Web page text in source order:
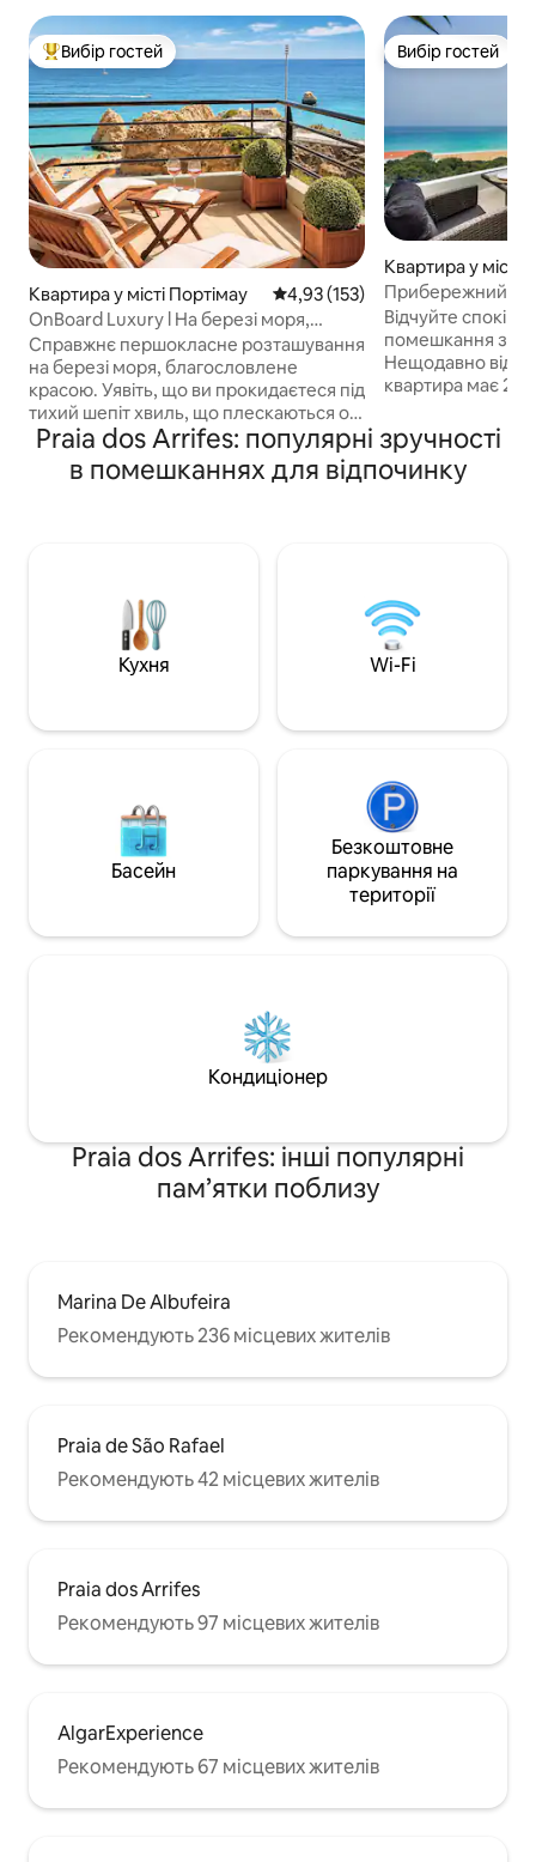
Топ вибір гостей
Вибір гостей
Квартира у місті Портімау Середня оцінка: 4,93 з 5,
4,93 (153)
OnBoard Luxury l На березі моря,
панорамний вид на океан
Справжнє першокласне розташування
на березі моря, благословлене
красою. Уявіть, що ви прокидаєтеся під
тихий шепіт хвиль, що плескаються об
берегову лінію. Відсуньте штори, і
перед вами відкриється захопливий
краєвид на безкрайній, блискучий
Насолодіться життям на пляжі Прая-
да-Роша. Безумовно, це простір, у
якому можна створити незабутні
спогади з сім'єю та друзями. Ми раді,
Вибір гостей
Вибір гостей
Квартира у
а та Ольйош де
Прибережний
Ap
Відчуйте спокій
помешкання з
Нещодавно
квартира має 2
ванна кімната з
кімнатою має 2
'які подушки,
помешкання
зручності та все
комфортного
Praia dos Arrifes: популярні зручності
в помешканнях для відпочинку
Кухня Wi-Fi
Басейн
Безкоштовне
паркування на
території
Кондиціонер
Praia dos Arrifes: інші популярні
пам’ятки поблизу
Marina De Albufeira
Рекомендують 236 місцевих жителів
Praia de São Rafael
Рекомендують 42 місцевих жителів
Praia dos Arrifes
Рекомендують 97 місцевих жителів
AlgarExperience
Рекомендують 67 місцевих жителів